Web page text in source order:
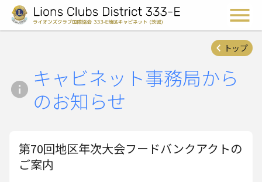
ライオンズクラ
トップ
キャビネット事務局から
のお知らせ
第70回地区年次大会フードバンクアクトの
ご案内